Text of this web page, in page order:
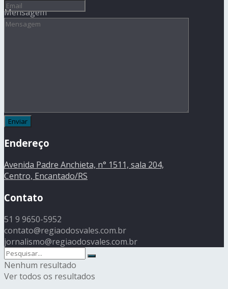
Mensagem
Endereço
Avenida Padre Anchieta, n° 1511, sala 204,
Centro, Encantado/RS
Contato
51 9 9650-5952
contato@regiaodosvales.com.br
jornalismo@regiaodosvales.com.br
Nenhum resultado
Ver todos os resultados